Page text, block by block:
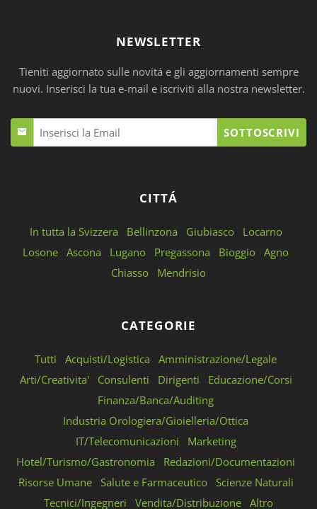
NEWSLETTER
Tieniti aggiornato sulle novitá e gli aggiornamenti sempre
nuovi. Inserisci la tua e-mail e iscriviti alla nostra newsletter.
SOTTOSCRIVI
CITTÁ
In tutta la Svizzera Bellinzona Giubiasco
Locarno
Losone Ascona Lugano Pregassona Bioggio Agno
Chiasso
Mendrisio
CATEGORIE
Tutti Acquisti/Logistica
Amministrazione/Legale
Arti/Creativita'
Consulenti Dirigenti
Educazione/Corsi
Finanza/Banca/Auditing
Industria Orologiera/Gioielleria/Ottica
IT/Telecomunicazioni
Marketing
Hotel/Turismo/Gastronomia
Redazioni/Documentazioni
Risorse Umane
Salute e Farmaceutico
Scienze Naturali
Tecnici/Ingegneri
Vendita/Distribuzione Altro